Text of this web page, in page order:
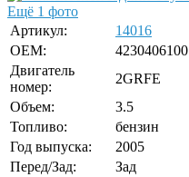
Ещё 1 фото
Артикул:
14016
OEM:
4230406100
Двигатель
номер:
2GRFE
Объем:
3.5
Топливо:
бензин
Год выпуска:
2005
Перед/Зад:
Зад